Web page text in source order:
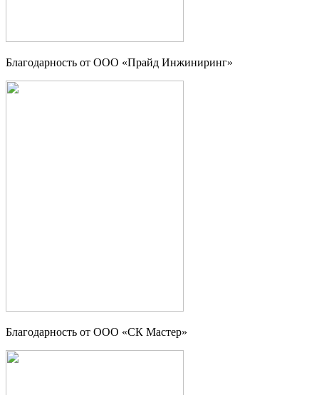
Благодарность от ООО «Прайд Инжиниринг»
Благодарность от ООО «СК Мастер»